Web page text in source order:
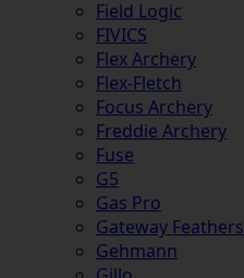
Field Logic
FIVICS
Flex Archery
Flex-Fletch
Focus Archery
Freddie Archery
Fuse
G5
Gas Pro
Gateway Feathers
Gehmann